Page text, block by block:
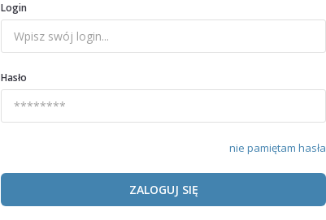
Login
Hasło
nie pamiętam hasła
ZALOGUJ SIĘ